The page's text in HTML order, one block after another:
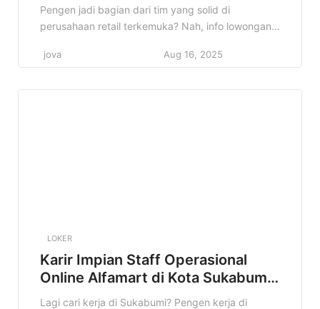
Pengen jadi bagian dari tim yang solid di
perusahaan retail terkemuka? Nah, info lowongan
Timur ini bisa jadi jawaban yang kamu cari! Cocok
jova Aug 16, 2025
LOKER
Karir Impian Staff Operasional
Online Alfamart di Kota Sukabumi
Terbaru
Lagi cari kerja di Sukabumi? Pengen kerja di